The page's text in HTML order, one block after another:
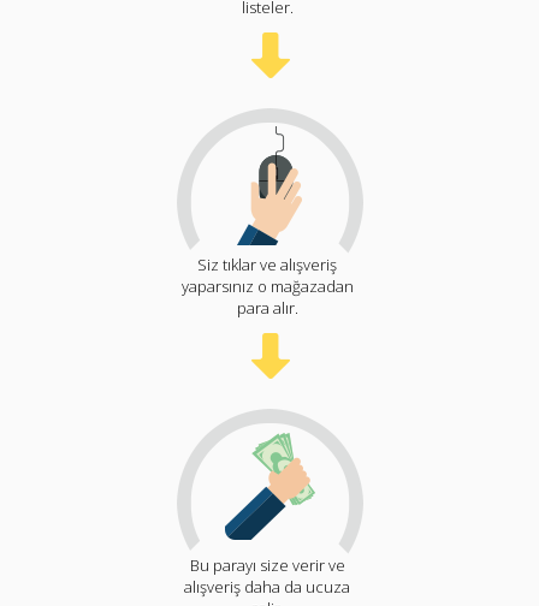
listeler.
Siz tıklar ve alışveriş
yaparsınız o mağazadan
para alır.
Bu parayı size verir ve
alışveriş daha da ucuza